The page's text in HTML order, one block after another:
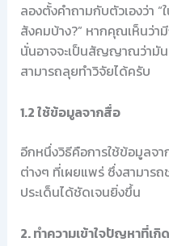
ลองตั้งคำถามกับตัวเองว่า “
สังคมบ้าง?” หากคุณเห็นว่า
นั่นอาจจะเป็นสัญญาณว่ามั
สามารถลุยทำวิจัยได้ครับ
1.2 ใช้ข้อมูลจากสื่อ
อีกหนึ่งวิธีคือการใช้ข้อมูลจ
ต่างๆ ที่เผยแพร่ ซึ่งสามาร
ประเด็นได้ชัดเจนยิ่งขึ้น
2. ทำความเข้าใจปัญหาที่เกิ